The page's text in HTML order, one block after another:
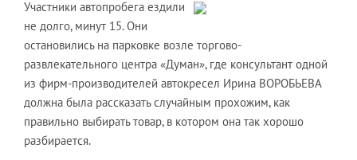
Участники автопробега ездили
не долго, минут 15. Они
остановились на парковке возле торгово-
развлекательного центра «Думан», где консультант одной
из фирм-производителей автокресел Ирина ВОРОБЬЕВА
должна была рассказать случайным прохожим, как
правильно выбирать товар, в котором она так хорошо
разбирается.